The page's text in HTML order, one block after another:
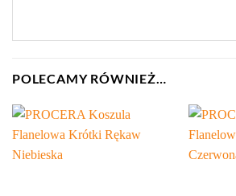
POLECAMY RÓWNIEŻ…